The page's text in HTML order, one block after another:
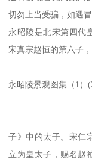
切勿上当受骗，如遇
永昭陵是北宋第四代
宋真宗赵恒的第六子
永昭陵景观图集（1）
子》中的太子。宋仁
立为皇太子，赐名赵